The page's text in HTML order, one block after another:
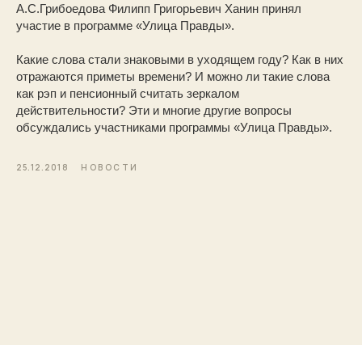
А.С.Грибоедова Филипп Григорьевич Ханин принял
участие в программе «Улица Правды».
Какие слова стали знаковыми в уходящем году? Как в них
отражаются приметы времени? И можно ли такие слова
как рэп и пенсионный считать зеркалом
действительности? Эти и многие другие вопросы
обсуждались участниками программы «Улица Правды».
25.12.2018 НОВОСТИ